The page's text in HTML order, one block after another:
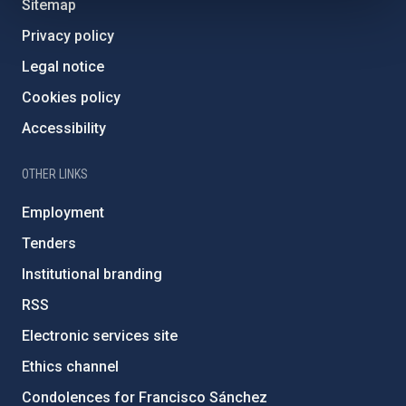
Sitemap
Privacy policy
Legal notice
Cookies policy
Accessibility
OTHER LINKS
Employment
Tenders
Institutional branding
RSS
Electronic services site
Ethics channel
Condolences for Francisco Sánchez